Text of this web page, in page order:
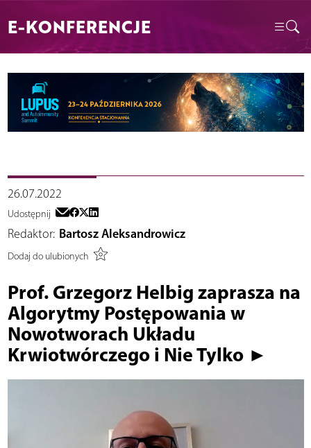
E-KONFERENCJE
26.07.2022
Udostępnij
Redaktor: Bartosz Aleksandrowicz
Dodaj do ulubionych
Prof. Grzegorz Helbig zaprasza na
Algorytmy Postępowania w
Nowotworach Układu
Krwiotwórczego i Nie Tylko ►